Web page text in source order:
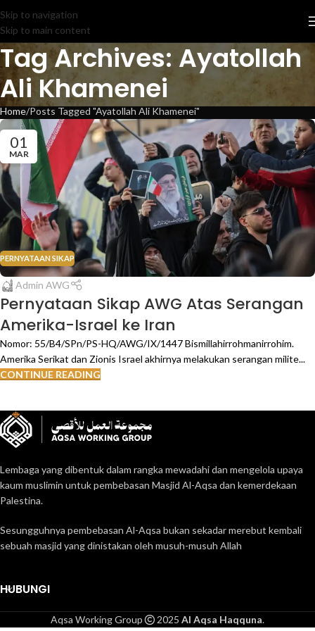
Skip to navigation
Skip to main content
Tag Archives: Ayatollah
Ali Khamenei
Home Posts Tagged "Ayatollah Ali Khamenei"
01
MAR
PERNYATAAN SIKAP
Admin AWG
Pernyataan Sikap AWG Atas Serangan
Amerika-Israel ke Iran
Nomor: 55/B4/SPn/PS-HQ/AWG/IX/1447 Bismillahirrohmanirrohim.
Amerika Serikat dan Zionis Israel akhirnya melakukan serangan milite...
CONTINUE READING
Lembaga yang dibentuk dalam rangka mewadahi dan mengelola upaya
kaum muslimin untuk pembebasan Masjid Al-Aqsa dan kemerdekaan
Palestina.
Sesungguhnya pembebasan Al-Aqsa bukan sekadar merebut kembali
sebuah masjid yang dinistakan oleh musuh-musuh Allah
HUBUNGI
Aqsa Working Group 2025 Al Aqsa Haqquna.